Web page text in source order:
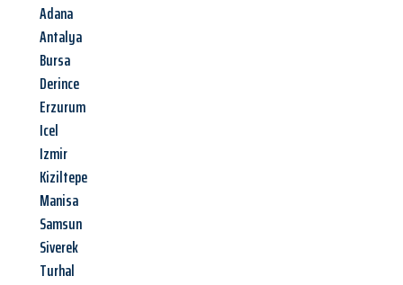
Adana
Antalya
Bursa
Derince
Erzurum
Icel
Izmir
Kiziltepe
Manisa
Samsun
Siverek
Turhal